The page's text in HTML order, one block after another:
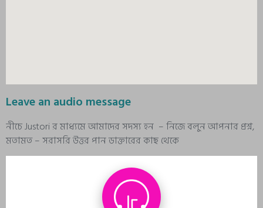
Leave an audio message
নীচে Justori র মাধ্যমে আমাদের সদস্য হন – নিজে বলুন আপনার প্রশ্ন,
মতামত – সরাসরি উত্তর পান ডাক্তারের কাছ থেকে